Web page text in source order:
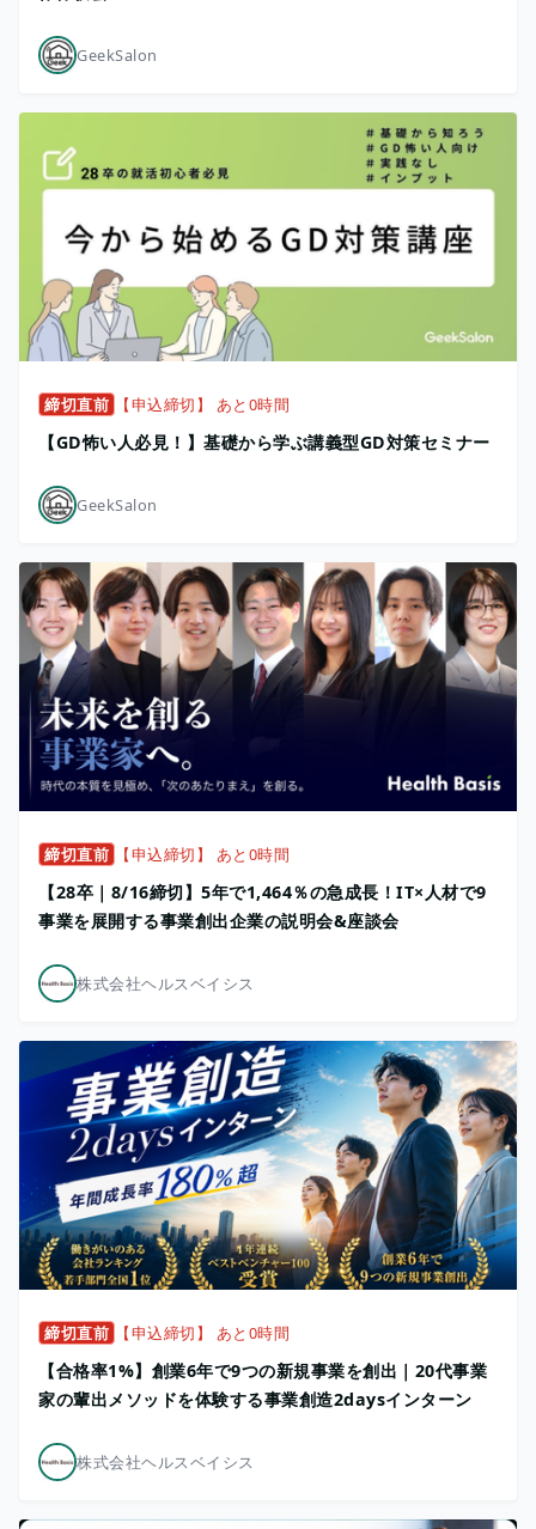
GeekSalon
締切直前 【申込締切】 あと0時間
【GD怖い人必見！】基礎から学ぶ講義型GD対策セミナー
GeekSalon
締切直前 【申込締切】 あと0時間
【28卒｜8/16締切】5年で1,464％の急成長！IT×人材で9
事業を展開する事業創出企業の説明会&座談会
株式会社ヘルスベイシス
締切直前 【申込締切】 あと0時間
【合格率1%】創業6年で9つの新規事業を創出｜20代事業
家の輩出メソッドを体験する事業創造2daysインターン
株式会社ヘルスベイシス